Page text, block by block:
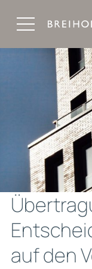
auf den